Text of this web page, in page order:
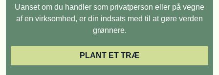
Uanset om du handler som privatperson eller på vegne
af en virksomhed, er din indsats med til at gøre verden
grønnere.
PLANT ET TRÆ